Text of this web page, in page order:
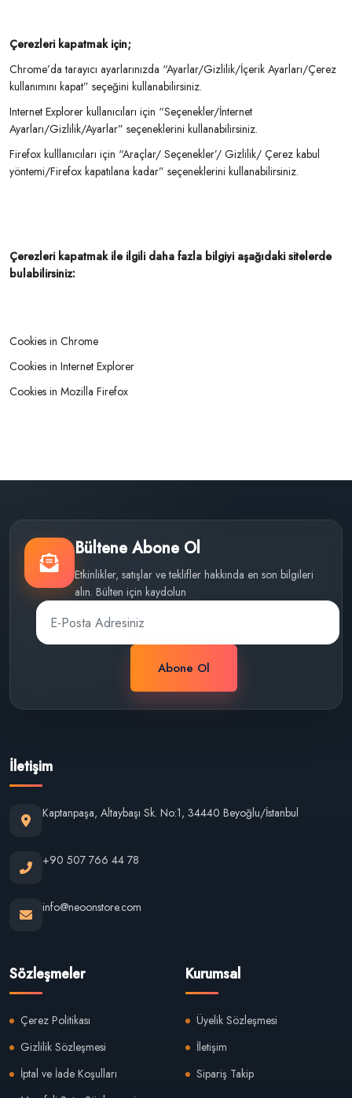
Çerezleri kapatmak için;
Chrome’da tarayıcı ayarlarınızda “Ayarlar/Gizlilik/İçerik Ayarları/Çerez
kullanımını kapat” seçeğini kullanabilirsiniz.
Internet Explorer kullanıcıları için “Seçenekler/İnternet
Ayarları/Gizlilik/Ayarlar” seçeneklerini kullanabilirsiniz.
Firefox kulllanıcıları için “Araçlar/ Seçenekler’/ Gizlilik/ Çerez kabul
yöntemi/Firefox kapatılana kadar” seçeneklerini kullanabilirsiniz.
Çerezleri kapatmak ile ilgili daha fazla bilgiyi aşağıdaki sitelerde
bulabilirsiniz:
Cookies in Chrome
Cookies in Internet Explorer
Cookies in Mozilla Firefox
Bültene Abone Ol
Etkinlikler, satışlar ve teklifler hakkında en son bilgileri
alın. Bülten için kaydolun
Abone Ol
İletişim
Kaptanpaşa, Altaybaşı Sk. No:1, 34440 Beyoğlu/İstanbul
+90 507 766 44 78
info@neoonstore.com
Sözleşmeler
Çerez Politikası
Gizlilik Sözleşmesi
İptal ve İade Koşulları
Kurumsal
Üyelik Sözleşmesi
İletişim
Sipariş Takip